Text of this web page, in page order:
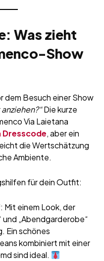
Was zieht
Show
dem Besuch einer Show
Die kurze
Via Laietana
, aber ein
die Wertschätzung
Ambiente.
für dein Outfit:
: Mit einem Look, der
„Abendgarderobe“
Ein schönes
kombiniert mit einer
sind ideal.